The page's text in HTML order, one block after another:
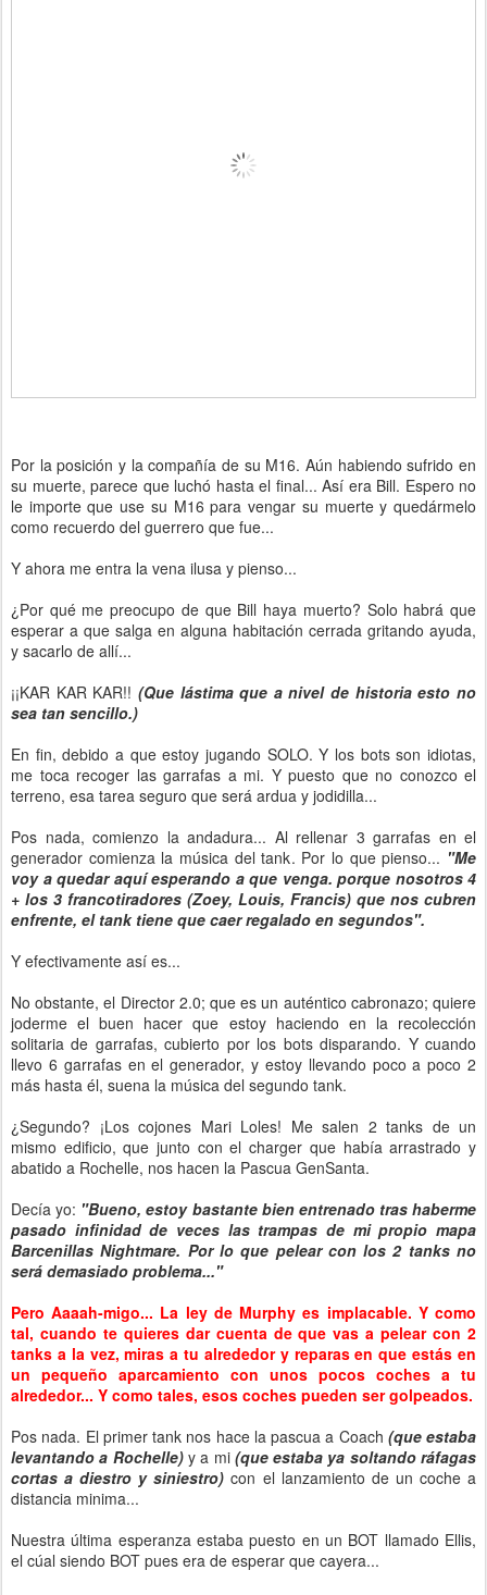
Por la posición y la compañía de su M16. Aún habiendo sufrido en
su muerte, parece que luchó hasta el final... Así era Bill. Espero no
le importe que use su M16 para vengar su muerte y quedármelo
como recuerdo del guerrero que fue...
Y ahora me entra la vena ilusa y pienso...
¿Por qué me preocupo de que Bill haya muerto? Solo habrá que
esperar a que salga en alguna habitación cerrada gritando ayuda,
y sacarlo de allí...
¡¡KAR KAR KAR!! (Que lástima que a nivel de historia esto no
sea tan sencillo.)
En fin, debido a que estoy jugando SOLO. Y los bots son idiotas,
me toca recoger las garrafas a mi. Y puesto que no conozco el
terreno, esa tarea seguro que será ardua y jodidilla...
Pos nada, comienzo la andadura... Al rellenar 3 garrafas en el
generador comienza la música del tank. Por lo que pienso... "Me
voy a quedar aquí esperando a que venga. porque nosotros 4
+ los 3 francotiradores (Zoey, Louis, Francis) que nos cubren
enfrente, el tank tiene que caer regalado en segundos".
Y efectivamente así es...
No obstante, el Director 2.0; que es un auténtico cabronazo; quiere
joderme el buen hacer que estoy haciendo en la recolección
solitaria de garrafas, cubierto por los bots disparando. Y cuando
llevo 6 garrafas en el generador, y estoy llevando poco a poco 2
más hasta él, suena la música del segundo tank.
¿Segundo? ¡Los cojones Mari Loles! Me salen 2 tanks de un
mismo edificio, que junto con el charger que había arrastrado y
abatido a Rochelle, nos hacen la Pascua GenSanta.
Decía yo: "Bueno, estoy bastante bien entrenado tras haberme
pasado infinidad de veces las trampas de mi propio mapa
Barcenillas Nightmare. Por lo que pelear con los 2 tanks no
será demasiado problema..."
Pero Aaaah-migo... La ley de Murphy es implacable. Y como
tal, cuando te quieres dar cuenta de que vas a pelear con 2
tanks a la vez, miras a tu alrededor y reparas en que estás en
un pequeño aparcamiento con unos pocos coches a tu
alrededor... Y como tales, esos coches pueden ser golpeados.
Pos nada. El primer tank nos hace la pascua a Coach (que estaba
levantando a Rochelle)y a mi (que estaba ya soltando ráfagas
cortas a diestro y siniestro) con el lanzamiento de un coche a
distancia minima...
Nuestra última esperanza estaba puesto en un BOT llamado Ellis,
el cúal siendo BOT pues era de esperar que cayera...